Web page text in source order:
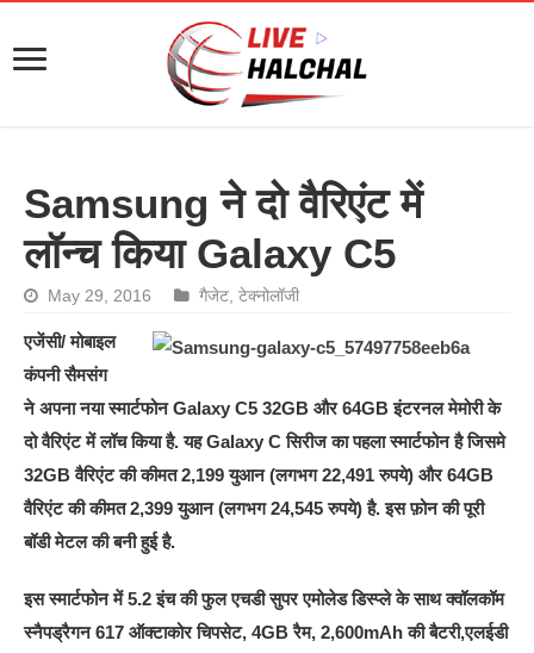
Samsung ने दो वैरिएंट में
लॉन्च किया Galaxy C5
May 29, 2016 गैजेट ,टेक्नोलॉजी
एजेंसी/ मोबाइल
कंपनी सैमसंग
ने अपना नया स्मार्टफोन Galaxy C5 32GB और 64GB इंटरनल मेमोरी के
दो वैरिएंट में लॉच किया है. यह Galaxy C सिरीज का पहला स्मार्टफोन है जिसमे
32GB वैरिएंट की कीमत 2,199 युआन (लगभग 22,491 रुपये) और 64GB
वैरिएंट की कीमत 2,399 युआन (लगभग 24,545 रुपये) है. इस फ़ोन की पूरी
बॉडी मेटल की बनी हुई है.
इस स्मार्टफोन में 5.2 इंच की फुल एचडी सुपर एमोलेड डिस्प्ले के साथ क्वॉलकॉम
स्नैपड्रैगन 617 ऑक्टाकोर चिपसेट, 4GB रैम, 2,600mAh की बैटरी,एलईडी